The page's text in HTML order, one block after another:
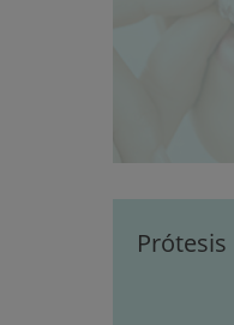
Prótesis